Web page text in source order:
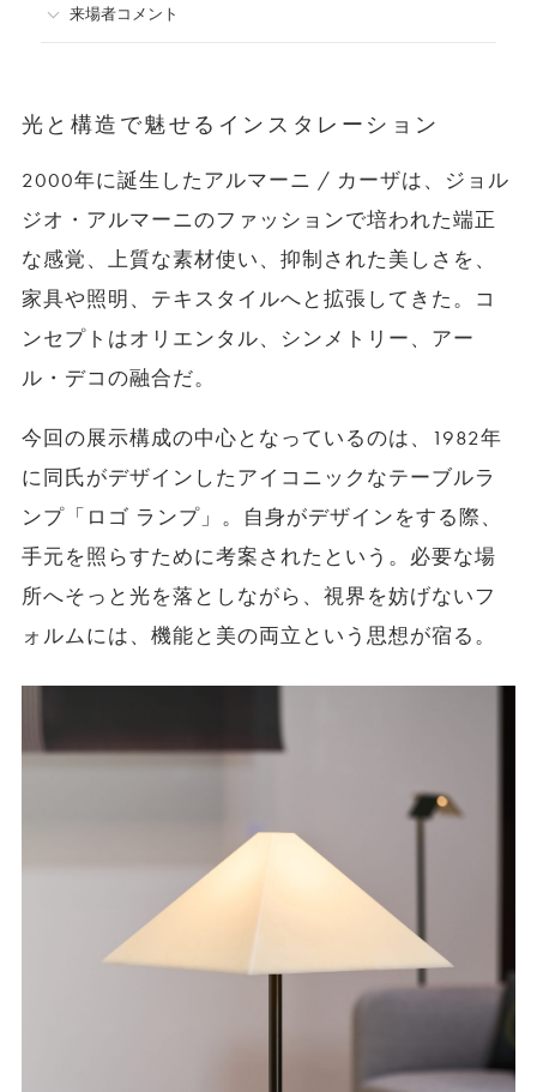
来場者コメント
光と構造で魅せるインスタレーション
2000年に誕生したアルマーニ / カーザは、ジョル
ジオ・アルマーニのファッションで培われた端正
な感覚、上質な素材使い、抑制された美しさを、
家具や照明、テキスタイルへと拡張してきた。コ
ンセプトはオリエンタル、シンメトリー、アー
ル・デコの融合だ。
今回の展示構成の中心となっているのは、1982年
に同氏がデザインしたアイコニックなテーブルラ
ンプ「ロゴ ランプ」。自身がデザインをする際、
手元を照らすために考案されたという。必要な場
所へそっと光を落としながら、視界を妨げないフ
ォルムには、機能と美の両立という思想が宿る。